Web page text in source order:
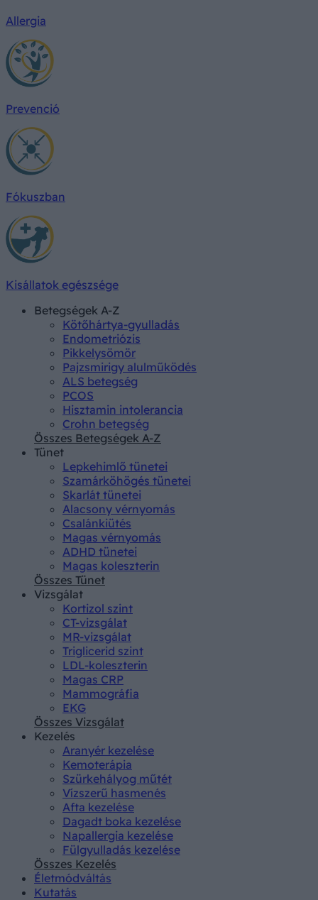
Allergia
Prevenció
Fókuszban
Kisállatok egészsége
Betegségek A-Z
Kötőhártya-gyulladás
Endometriózis
Pikkelysömör
Pajzsmirigy alulműködés
ALS betegség
PCOS
Hisztamin intolerancia
Crohn betegség
Összes Betegségek A-Z
Tünet
Lepkehimlő tünetei
Szamárköhögés tünetei
Skarlát tünetei
Alacsony vérnyomás
Csalánkiütés
Magas vérnyomás
ADHD tünetei
Magas koleszterin
Összes Tünet
Vizsgálat
Kortizol szint
CT-vizsgálat
MR-vizsgálat
Triglicerid szint
LDL-koleszterin
Magas CRP
Mammográfia
EKG
Összes Vizsgálat
Kezelés
Aranyér kezelése
Kemoterápia
Szürkehályog műtét
Vízszerű hasmenés
Afta kezelése
Dagadt boka kezelése
Napallergia kezelése
Fülgyulladás kezelése
Összes Kezelés
Életmódváltás
Kutatás